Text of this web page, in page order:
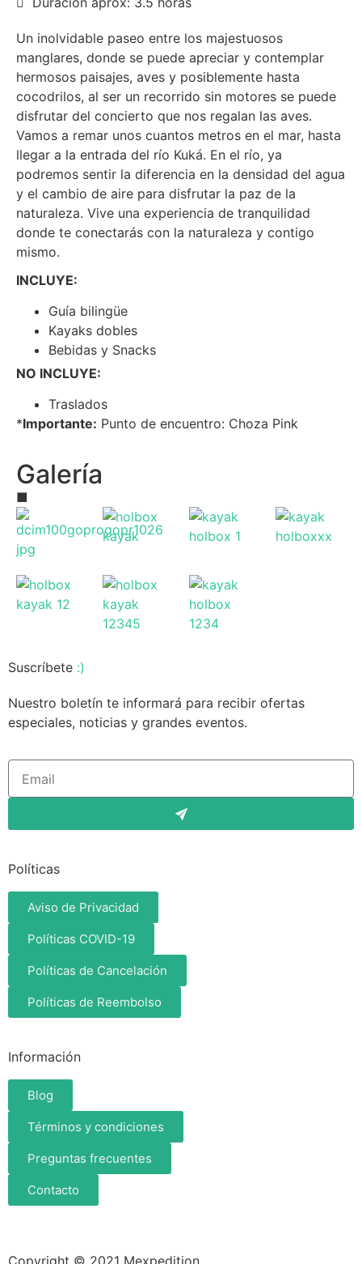
Un inolvidable paseo entre los majestuosos
manglares, donde se puede apreciar y contemplar
hermosos paisajes, aves y posiblemente hasta
cocodrilos, al ser un recorrido sin motores se puede
disfrutar del concierto que nos regalan las aves.
Vamos a remar unos cuantos metros en el mar, hasta
llegar a la entrada del río Kuká. En el río, ya
podremos sentir la diferencia en la densidad del agua
y el cambio de aire para disfrutar la paz de la
naturaleza. Vive una experiencia de tranquilidad
donde te conectarás con la naturaleza y contigo
mismo.
INCLUYE:
Guía bilingüe
Kayaks dobles
Bebidas y Snacks
NO INCLUYE:
Traslados
*Importante: Punto de encuentro: Choza Pink
Galería
■
Suscríbete :)
Nuestro boletín te informará para recibir ofertas
especiales, noticias y grandes eventos.
Políticas
Aviso de Privacidad
Políticas COVID-19
Políticas de Cancelación
Políticas de Reembolso
Información
Blog
Términos y condiciones
Preguntas frecuentes
Contacto